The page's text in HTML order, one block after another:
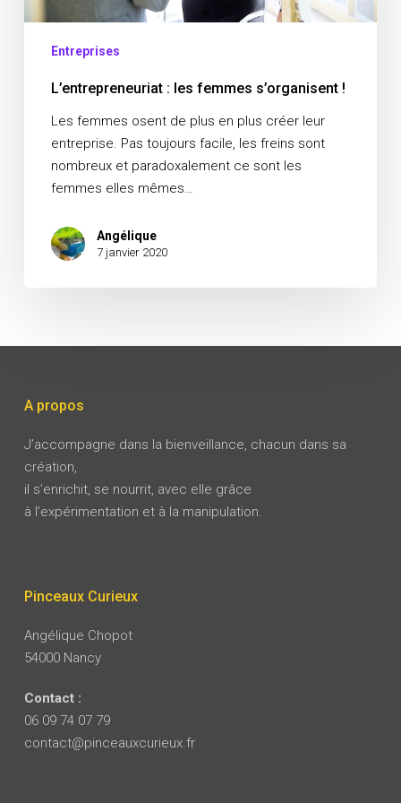
Entreprises
L’entrepreneuriat : les femmes s’organisent !
Les femmes osent de plus en plus créer leur
entreprise. Pas toujours facile, les freins sont
nombreux et paradoxalement ce sont les
femmes elles mêmes…
Angélique
7 janvier 2020
A propos
J’accompagne dans la bienveillance, chacun dans sa
création,
il s’enrichit, se nourrit, avec elle grâce
à l’expérimentation et à la manipulation.
Pinceaux Curieux
Angélique Chopot
54000 Nancy
Contact :
06 09 74 07 79
contact@pinceauxcurieux.fr